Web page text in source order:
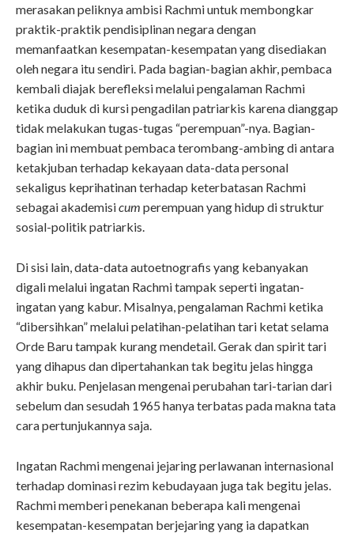
merasakan peliknya ambisi Rachmi untuk membongkar
praktik-praktik pendisiplinan negara dengan
memanfaatkan kesempatan-kesempatan yang disediakan
oleh negara itu sendiri. Pada bagian-bagian akhir, pembaca
kembali diajak berefleksi melalui pengalaman Rachmi
ketika duduk di kursi pengadilan patriarkis karena dianggap
tidak melakukan tugas-tugas “perempuan”-nya. Bagian-
bagian ini membuat pembaca terombang-ambing di antara
ketakjuban terhadap kekayaan data-data personal
sekaligus keprihatinan terhadap keterbatasan Rachmi
sebagai akademisicum perempuan yang hidup di struktur
sosial-politik patriarkis.
Di sisi lain, data-data autoetnografis yang kebanyakan
digali melalui ingatan Rachmi tampak seperti ingatan-
ingatan yang kabur. Misalnya, pengalaman Rachmi ketika
“dibersihkan” melalui pelatihan-pelatihan tari ketat selama
Orde Baru tampak kurang mendetail. Gerak dan spirit tari
yang dihapus dan dipertahankan tak begitu jelas hingga
akhir buku. Penjelasan mengenai perubahan tari-tarian dari
sebelum dan sesudah 1965 hanya terbatas pada makna tata
cara pertunjukannya saja.
Ingatan Rachmi mengenai jejaring perlawanan internasional
terhadap dominasi rezim kebudayaan juga tak begitu jelas.
Rachmi memberi penekanan beberapa kali mengenai
kesempatan-kesempatan berjejaring yang ia dapatkan